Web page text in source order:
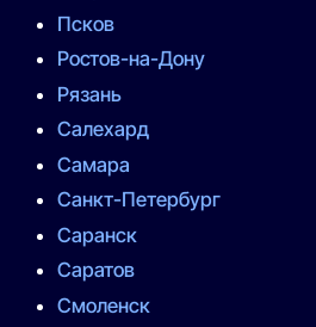
Псков
Ростов-на-Дону
Рязань
Салехард
Самара
Санкт-Петербург
Саранск
Саратов
Смоленск